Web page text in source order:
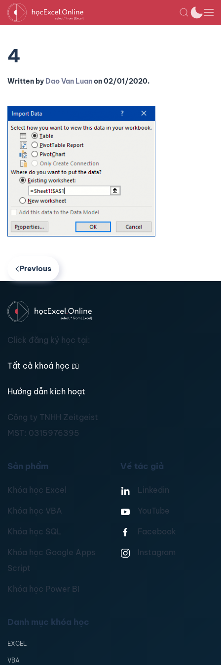
4
Written by Dao Van Luanon02/01/2020.
Previous
Click đăng ký học tại:
Tất cả khoá học 📖
Hướng dẫn kích hoạt
Công ty TNHH Zeitgeist
MST: 0315976395
Sản phẩm
Khóa học Excel
Khóa học VBA
Khóa học SQL
Khóa học Google Apps
Script
Khóa học Power BI
Về tác giả
Linkedin
YouTube
Facebook
Instagram
Danh mục khóa học
EXCEL
VBA